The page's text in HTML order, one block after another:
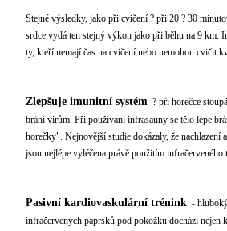
Stejné výsledky, jako při cvičení ? při 20 ? 30
srdce vydá ten stejný výkon jako při běhu na 9 km.
ty, kteří nemají čas na cvičení nebo nemohou cvičit
Zlepšuje imunitní systém ? při horečce
brání virům. Při používání infrasauny se tělo lépe
horečky". Nejnovější studie dokázaly, že nachlazení
jsou nejlépe vyléčena právě použitím infračerveného
Pasivní kardiovaskulární trénink -
infračervených paprsků pod pokožku dochází nejen